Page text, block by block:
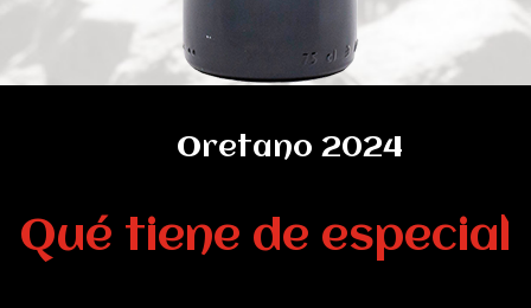
Oretano 2024
Qué tiene de especial